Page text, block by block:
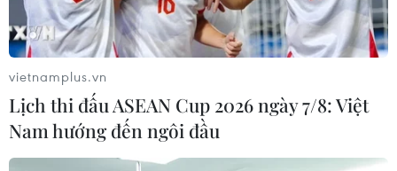
cải tiến từ người dân, tổ chức, doanh nghiệp và
chuyên gia trong, ngoài nước.
(Vietnam+)
vietnamplus.vn
Lịch thi đấu ASEAN Cup 2026 ngày 7/8: Việt
Nam hướng đến ngôi đầu